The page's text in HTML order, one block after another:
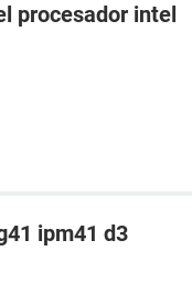
procesador intel
ipm41 d3